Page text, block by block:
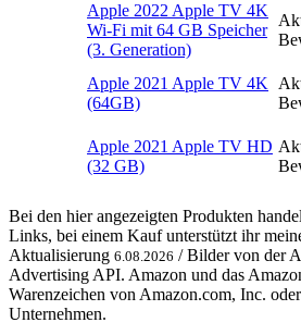
Apple 2022 Apple TV 4K
Wi‑Fi mit 64 GB Speicher
(3. Generation)
Apple 2021 Apple TV 4K
(64GB)
Apple 2021 Apple TV HD
(32 GB)
Bei den hier angezeigten Produkten
Links, bei einem Kauf unterstützt ihr
Aktualisierung 6.08.2026 / Bilder von der
Advertising API. Amazon und das
Warenzeichen von Amazon.com, Inc.
Unternehmen.